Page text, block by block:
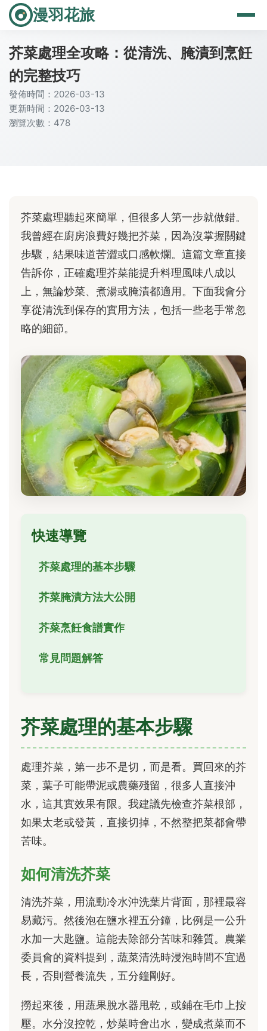
漫羽花旅
芥菜處理全攻略：從清洗、腌漬到烹飪
的完整技巧
發佈時間：2026-03-13
更新時間：2026-03-13
瀏覽次數：478
芥菜處理聽起來簡單，但很多人第一步就做錯。
我曾經在廚房浪費好幾把芥菜，因為沒掌握關鍵
步驟，結果味道苦澀或口感軟爛。這篇文章直接
告訴你，正確處理芥菜能提升料理風味八成以
上，無論炒菜、煮湯或腌漬都適用。下面我會分
享從清洗到保存的實用方法，包括一些老手常忽
略的細節。
快速導覽
芥菜處理的基本步驟
芥菜腌漬方法大公開
芥菜烹飪食譜實作
常見問題解答
芥菜處理的基本步驟
處理芥菜，第一步不是切，而是看。買回來的芥
菜，葉子可能帶泥或農藥殘留，很多人直接沖
水，這其實效果有限。我建議先檢查芥菜根部，
如果太老或發黃，直接切掉，不然整把菜都會帶
苦味。
如何清洗芥菜
清洗芥菜，用流動冷水沖洗葉片背面，那裡最容
易藏污。然後泡在鹽水裡五分鐘，比例是一公升
水加一大匙鹽。這能去除部分苦味和雜質。農業
委員會的資料提到，蔬菜清洗時浸泡時間不宜過
長，否則營養流失，五分鐘剛好。
撈起來後，用蔬果脫水器甩乾，或鋪在毛巾上按
壓。水分沒控乾，炒菜時會出水，變成煮菜而不